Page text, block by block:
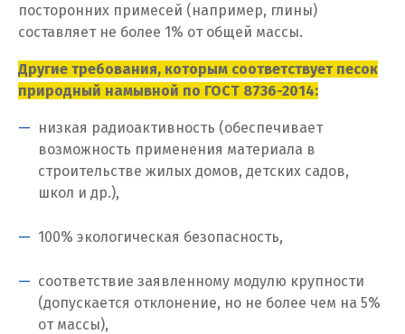
Ивантеевка
Ирбит
Иркутск
Ишим
Казань
Калининград
Калуга
посторонних примесей (например, глины)
составляет не более 1% от общей массы.
Другие требования, которым соответствует песок
природный намывной по ГОСТ 8736-2014:
низкая радиоактивность (обеспечивает
возможность применения материала в
строительстве жилых домов, детских садов,
школ и др.),
100% экологическая безопасность,
соответствие заявленному модулю крупности
(допускается отклонение, но не более чем на 5%
от массы),